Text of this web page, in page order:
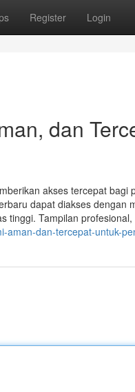
Register Login
dan
akses tercepat
dapat diakses dengan
tinggi. Tampilan
aman-dan-tercepat-untuk-